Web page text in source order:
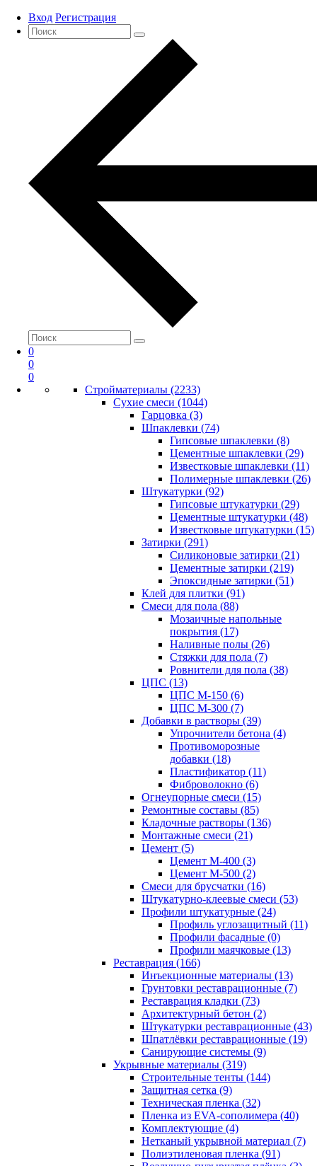
Вход Регистрация
0
0
0
Стройматериалы (2233)
Сухие смеси (1044)
Гарцовка (3)
Шпаклевки (74)
Гипсовые шпаклевки (8)
Цементные шпаклевки (29)
Известковые шпаклевки (11)
Полимерные шпаклевки (26)
Штукатурки (92)
Гипсовые штукатурки (29)
Цементные штукатурки (48)
Известковые штукатурки (15)
Затирки (291)
Силиконовые затирки (21)
Цементные затирки (219)
Эпоксидные затирки (51)
Клей для плитки (91)
Смеси для пола (88)
Мозаичные напольные
покрытия (17)
Наливные полы (26)
Стяжки для пола (7)
Ровнители для пола (38)
ЦПС (13)
ЦПС М-150 (6)
ЦПС М-300 (7)
Добавки в растворы (39)
Упрочнители бетона (4)
Противоморозные
добавки (18)
Пластификатор (11)
Фиброволокно (6)
Огнеупорные смеси (15)
Ремонтные составы (85)
Кладочные растворы (136)
Монтажные смеси (21)
Цемент (5)
Цемент М-400 (3)
Цемент М-500 (2)
Смеси для брусчатки (16)
Штукатурно-клеевые смеси (53)
Профили штукатурные (24)
Профиль углозащитный (11)
Профили фасадные (0)
Профили маячковые (13)
Реставрация (166)
Инъекционные материалы (13)
Грунтовки реставрационные (7)
Реставрация кладки (73)
Архитектурный бетон (2)
Штукатурки реставрационные (43)
Шпатлёвки реставрационные (19)
Санирующие системы (9)
Укрывные материалы (319)
Строительные тенты (144)
Защитная сетка (9)
Техническая пленка (32)
Пленка из EVA-сополимера (40)
Комплектующие (4)
Нетканый укрывной материал (7)
Полиэтиленовая пленка (91)